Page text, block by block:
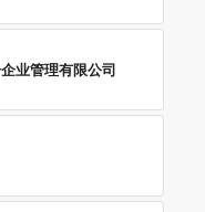
业管理有限公司